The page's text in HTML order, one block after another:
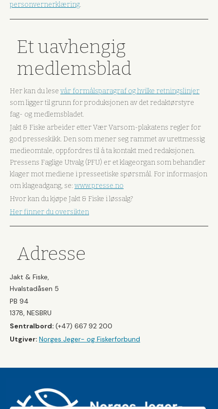
personvernerklæring.
Et uavhengig
medlemsblad
Her kan du lese vår formålsparagraf og hvilke retningslinjer
som ligger til grunn for produksjonen av det redaktørstyre
fag- og medlemsbladet.
Jakt & Fiske arbeider etter Vær Varsom-plakatens regler for
god presseskikk. Den som mener seg rammet av urettmessig
medieomtale, oppfordres til å ta kontakt med redaksjonen.
Pressens Faglige Utvalg (PFU) er et klageorgan som behandler
klager mot mediene i presseetiske spørsmål. For informasjon
om klageadgang, se: www.presse.no
Hvor kan du kjøpe Jakt & Fiske i løssalg?
Her finner du oversikten
Adresse
Jakt & Fiske,
Hvalstadåsen 5
PB 94
1378, NESBRU
Sentralbord: (+47) 667 92 200
Utgiver: Norges Jeger- og Fiskerforbund